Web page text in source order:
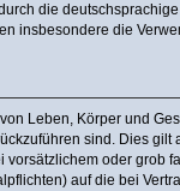
die
insbesondere die
Leben, Körper und
sind. Dies
oder
auf die bei